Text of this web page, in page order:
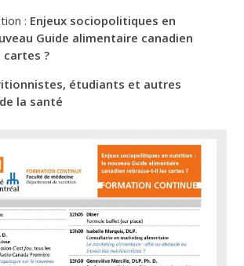
: Enjeux sociopolitiques en
Guide alimentaire canadien
?
étudiants et autres
la santé